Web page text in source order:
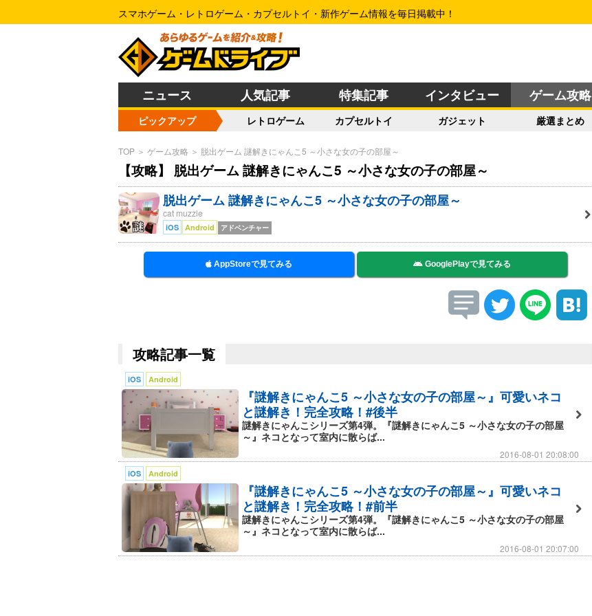
スマホゲーム・レトロゲーム・カプセルトイ・新作ゲーム情報を毎日掲載中！
ニュース 人気記事 特集記事 インタビュー ゲーム攻略
ピックアップ レトロゲーム カプセルトイ ガジェット 厳選まとめ
TOP ＞ ゲーム攻略 ＞ 脱出ゲーム 謎解きにゃんこ5 ～小さな女の子の部屋～
【攻略】 脱出ゲーム 謎解きにゃんこ5 ～小さな女の子の部屋～
脱出ゲーム 謎解きにゃんこ5 ～小さな女の子の部屋～
cat muzzle
iOS Android アドベンチャー
AppStoreで見てみる GooglePlayで見てみる
攻略記事一覧
iOS Android
『謎解きにゃんこ5 ～小さな女の子の部屋～』可愛いネコ
と謎解き！完全攻略！#後半
謎解きにゃんこシリーズ第4弾。『謎解きにゃんこ5 ～小さな女の子の部屋
～』ネコとなって室内に散らば...
2016-08-01 20:08:00
iOS Android
『謎解きにゃんこ5 ～小さな女の子の部屋～』可愛いネコ
と謎解き！完全攻略！#前半
謎解きにゃんこシリーズ第4弾。『謎解きにゃんこ5 ～小さな女の子の部屋
～』ネコとなって室内に散らば...
2016-08-01 20:07:00